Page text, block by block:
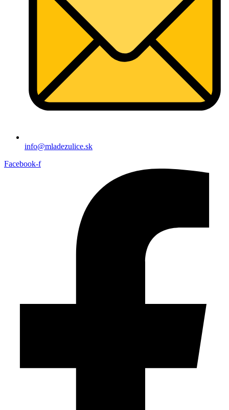
info@mladezulice.sk
Facebook-f